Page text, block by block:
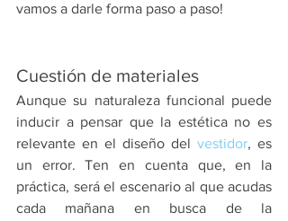
vamos a darle forma paso a paso!
Cuestión de materiales
Aunque su naturaleza funcional puede
inducir a pensar que la estética no es
relevante en el diseño del vestidor, es
un error. Ten en cuenta que, en la
práctica, será el escenario al que acudas
cada mañana en busca de la